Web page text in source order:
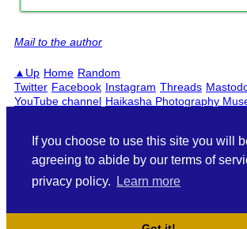
If you choose to use this site you will
agreeing to abide by our terms of
privacy policy.
Learn more
Mail to the author
Up Home Random
Twitter Facebook Instagram Threads
YouTube channel Haikasha Photography
当サイトははAmazonアソシエイト・楽天ア
しています。サイト中の商品リンクはアフィ
む場合がございます。